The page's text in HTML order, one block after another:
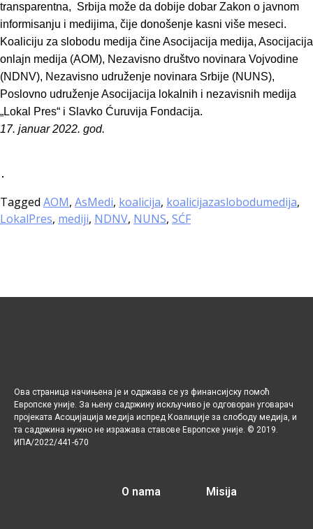
transparentna, Srbija može da dobije dobar Zakon o javnom
informisanju i medijima, čije donošenje kasni više meseci.
Koaliciju za slobodu medija čine Asocijacija medija, Asocijacija
onlajn medija (AOM), Nezavisno društvo novinara Vojvodine
(NDNV), Nezavisno udruženje novinara Srbije (NUNS),
Poslovno udruženje Asocijacija lokalnih i nezavisnih medija
„Lokal Pres“ i Slavko Ćuruvija Fondacija.
17. januar 2022. god.
.
Tagged AOM, AsMedi, koalicija, koalicijazaslobodumedija,
LokalPres, mediji, NDNV, NUNS, SĆF
Ова страница начињена је и одржава се уз финансијску помоћ
Европске уније. За њену садржину искључиво је одговоран уговарач
пројеката Асоцијација медија испред Коалиције за слободу медија, и
та садржина нужно не изражава ставове Европске уније. © 2019.
ИПА/2022/441-670
O nama Misija